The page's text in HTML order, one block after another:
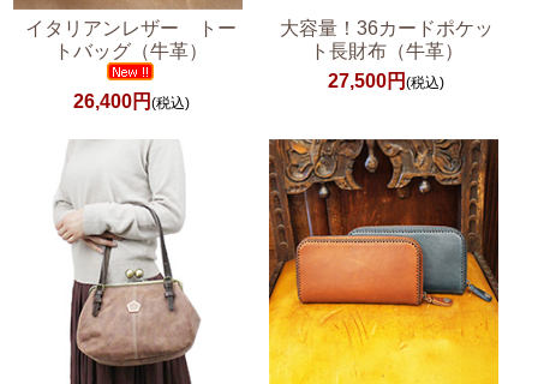
イタリアンレザー トー
トバッグ（牛革）
26,400円 (税込)
大容量！36カードポケッ
ト長財布（牛革）
27,500円(税込)